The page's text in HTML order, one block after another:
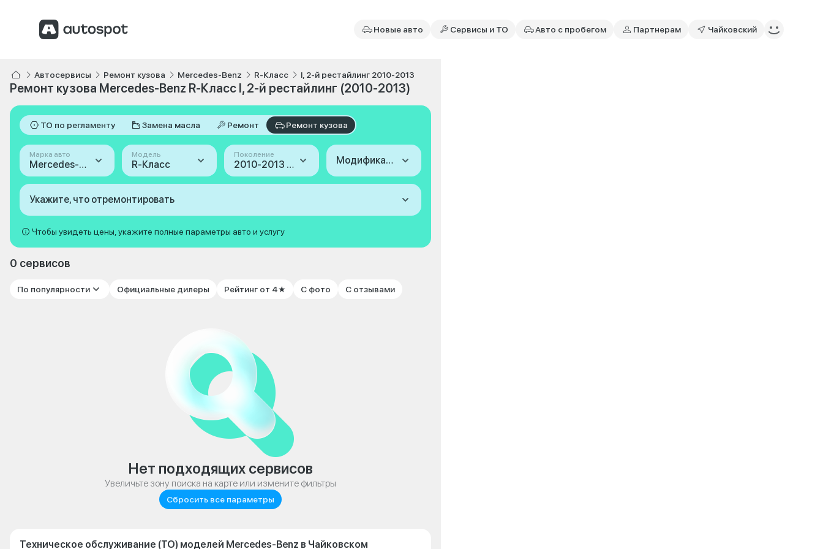
Новые авто Сервисы и ТО Авто с пробегом Партнерам Чайковский
Автосервисы Ремонт кузова Mercedes-Benz R-Класс I, 2-й рестайлинг 2010-2013
Ремонт кузова Mercedes-Benz R-Класс I, 2-й рестайлинг (2010-2013)
ТО по регламенту Замена масла Ремонт Ремонт кузова
Марка авто
Mercedes-Benz
Модель
R-Класс
Поколение
2010-2013 (I, 2-й рестайлинг) Модификация
Укажите, что отремонтировать
Чтобы увидеть цены, укажите полные параметры авто и услугу
0 сервисов
По популярности Официальные дилеры Рейтинг от 4★ С фото С отзывами
Нет подходящих сервисов
Увеличьте зону поиска на карте или измените фильтры
Сбросить все параметры
Техническое обслуживание (ТО) моделей Mercedes-Benz в Чайковском